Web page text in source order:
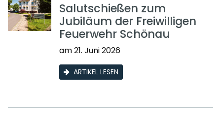
Salutschießen zum
Jubiläum der Freiwilligen
Feuerwehr Schönau
am 21. Juni 2026
ARTIKEL LESEN